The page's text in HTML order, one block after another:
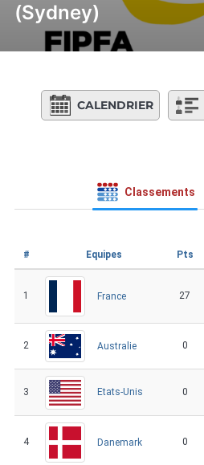
(Sydney)
CALENDRIER
Classements
# Equipes Pts
1 France 27
2 Australie 0
3 Etats-Unis 0
4 Danemark 0